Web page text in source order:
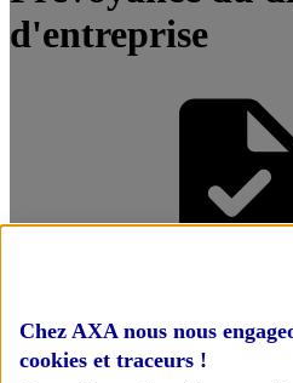
d'entreprise
Conseiller
Chez AXA nous nous
cookies et traceurs !